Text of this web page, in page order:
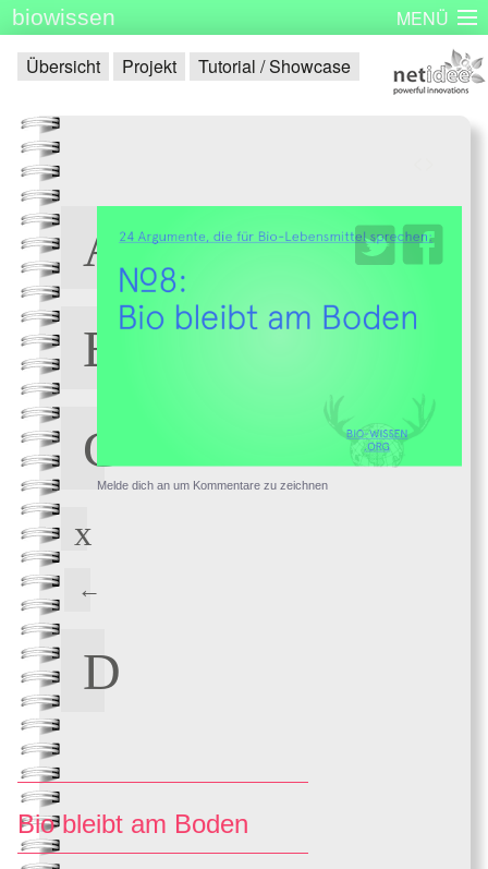
biowissen MENÜ
Startseite Skizzenbücher Plakatserie Dinge
Impressum
Übersicht Projekt Tutorial / Showcase
Melde dich an um Kommentare zu zeichnen
Bio bleibt am Boden